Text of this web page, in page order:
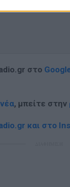
στο
νέα, μπείτε στην
και στο